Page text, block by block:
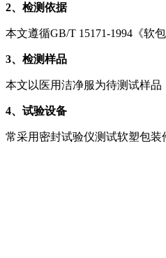
2、检测依据
本文遵循GB/T 15171-1994《软
3、检测样品
本文以医用洁净服为待测试样品
4、试验设备
常采用密封试验仪测试软塑包装